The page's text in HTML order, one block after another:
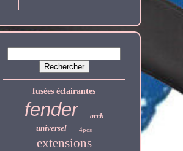
fusées éclairantes
fender arch
universel 4pcs
extensions